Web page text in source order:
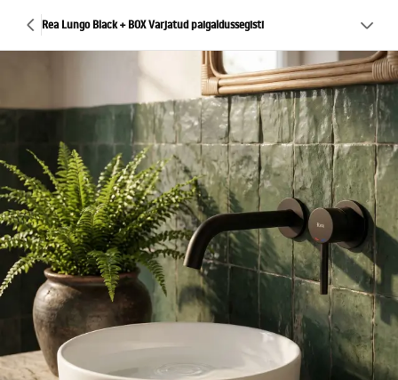
Rea Lungo Black + BOX Varjatud paigaldussegisti